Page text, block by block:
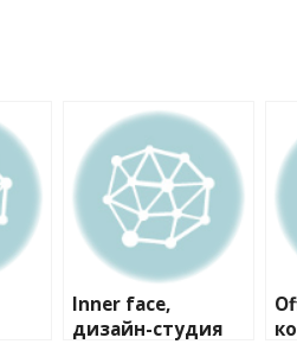
Inner face,
дизайн-студия